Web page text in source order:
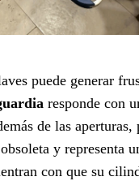
puede generar
responde con
de las aperturas,
y representa
con que su